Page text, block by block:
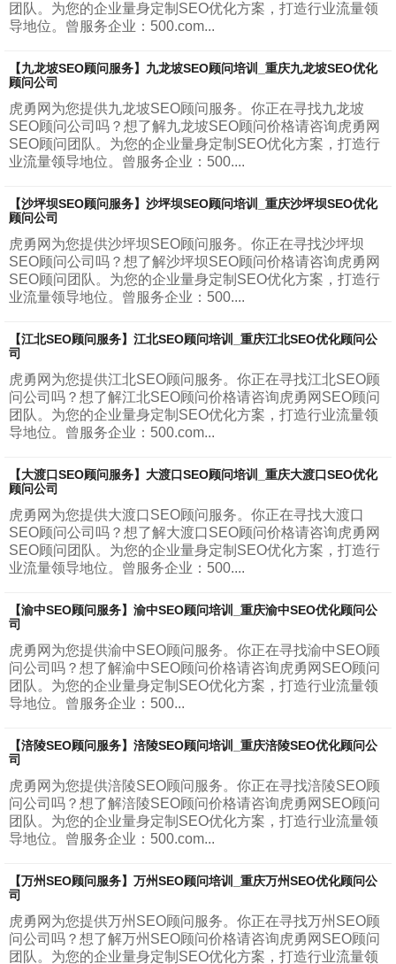
团队。为您的企业量身定制SEO优化方案，打造行业流量领
导地位。曾服务企业：500.com...
【九龙坡SEO顾问服务】九龙坡SEO顾问培训_重庆九龙坡SEO优化
顾问公司
虎勇网为您提供九龙坡SEO顾问服务。你正在寻找九龙坡
SEO顾问公司吗？想了解九龙坡SEO顾问价格请咨询虎勇网
SEO顾问团队。为您的企业量身定制SEO优化方案，打造行
业流量领导地位。曾服务企业：500....
【沙坪坝SEO顾问服务】沙坪坝SEO顾问培训_重庆沙坪坝SEO优化
顾问公司
虎勇网为您提供沙坪坝SEO顾问服务。你正在寻找沙坪坝
SEO顾问公司吗？想了解沙坪坝SEO顾问价格请咨询虎勇网
SEO顾问团队。为您的企业量身定制SEO优化方案，打造行
业流量领导地位。曾服务企业：500....
【江北SEO顾问服务】江北SEO顾问培训_重庆江北SEO优化顾问公
司
虎勇网为您提供江北SEO顾问服务。你正在寻找江北SEO顾
问公司吗？想了解江北SEO顾问价格请咨询虎勇网SEO顾问
团队。为您的企业量身定制SEO优化方案，打造行业流量领
导地位。曾服务企业：500.com...
【大渡口SEO顾问服务】大渡口SEO顾问培训_重庆大渡口SEO优化
顾问公司
虎勇网为您提供大渡口SEO顾问服务。你正在寻找大渡口
SEO顾问公司吗？想了解大渡口SEO顾问价格请咨询虎勇网
SEO顾问团队。为您的企业量身定制SEO优化方案，打造行
业流量领导地位。曾服务企业：500....
【渝中SEO顾问服务】渝中SEO顾问培训_重庆渝中SEO优化顾问公
司
虎勇网为您提供渝中SEO顾问服务。你正在寻找渝中SEO顾
问公司吗？想了解渝中SEO顾问价格请咨询虎勇网SEO顾问
团队。为您的企业量身定制SEO优化方案，打造行业流量领
导地位。曾服务企业：500...
【涪陵SEO顾问服务】涪陵SEO顾问培训_重庆涪陵SEO优化顾问公
司
虎勇网为您提供涪陵SEO顾问服务。你正在寻找涪陵SEO顾
问公司吗？想了解涪陵SEO顾问价格请咨询虎勇网SEO顾问
团队。为您的企业量身定制SEO优化方案，打造行业流量领
导地位。曾服务企业：500.com...
【万州SEO顾问服务】万州SEO顾问培训_重庆万州SEO优化顾问公
司
虎勇网为您提供万州SEO顾问服务。你正在寻找万州SEO顾
问公司吗？想了解万州SEO顾问价格请咨询虎勇网SEO顾问
团队。为您的企业量身定制SEO优化方案，打造行业流量领